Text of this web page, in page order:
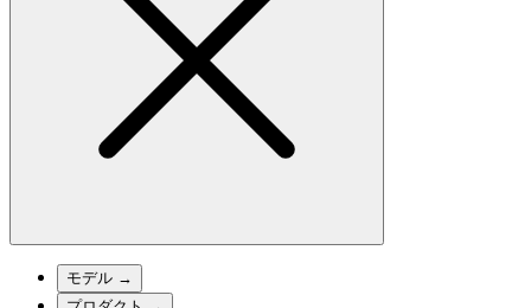
モデル →